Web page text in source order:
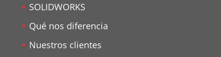
SOLIDWORKS
Qué nos diferencia
Nuestros clientes